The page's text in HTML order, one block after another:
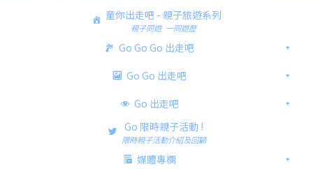
童你出走吧 - 親子旅遊系列
親子同遊 一同遊歷
Go Go Go 出走吧
Go Go 出走吧
Go 出走吧
Go 限時親子活動 !
限時親子活動介紹及回顧
媒體專欄